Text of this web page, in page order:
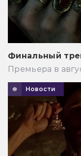
Финальный
Премьера в
Новости